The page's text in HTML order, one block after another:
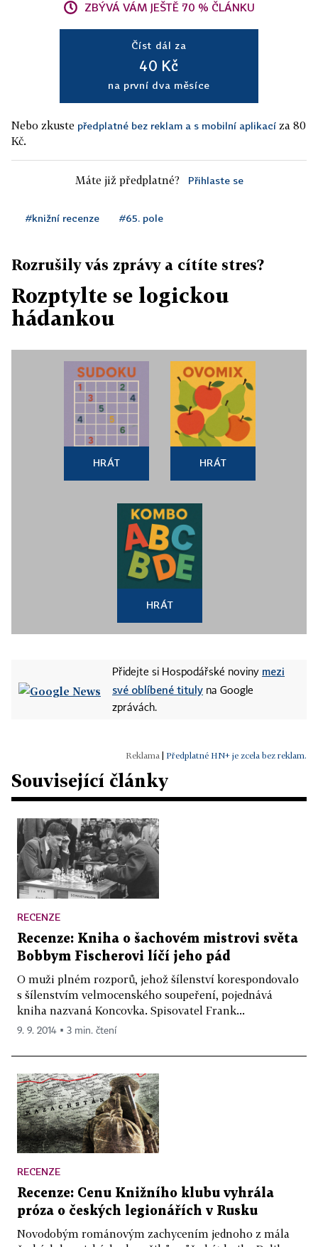
ZBÝVÁ VÁM JEŠTĚ 70 % ČLÁNKU
Číst dál za
40 Kč
na první dva měsíce
Nebo zkuste předplatné bez reklam a s mobilní aplikací za 80
Kč.
Máte již předplatné? Přihlaste se
#knižní recenze #65. pole
Rozrušily vás zprávy a cítíte stres?
Rozptylte se logickou
hádankou
HRÁT HRÁT
HRÁT
Přidejte si Hospodářské noviny mezi
své oblíbené tituly na Google
zprávách.
Předplatné HN+ je zcela bez reklam.
Související články
RECENZE
Recenze: Kniha o šachovém mistrovi světa
Bobbym Fischerovi líčí jeho pád
O muži plném rozporů, jehož šílenství korespondovalo
s šílenstvím velmocenského soupeření, pojednává
kniha nazvaná Koncovka. Spisovatel Frank...
9. 9. 2014 ▪ 3 min. čtení
RECENZE
Recenze: Cenu Knižního klubu vyhrála
próza o českých legionářích v Rusku
Novodobým románovým zachycením jednoho z mála